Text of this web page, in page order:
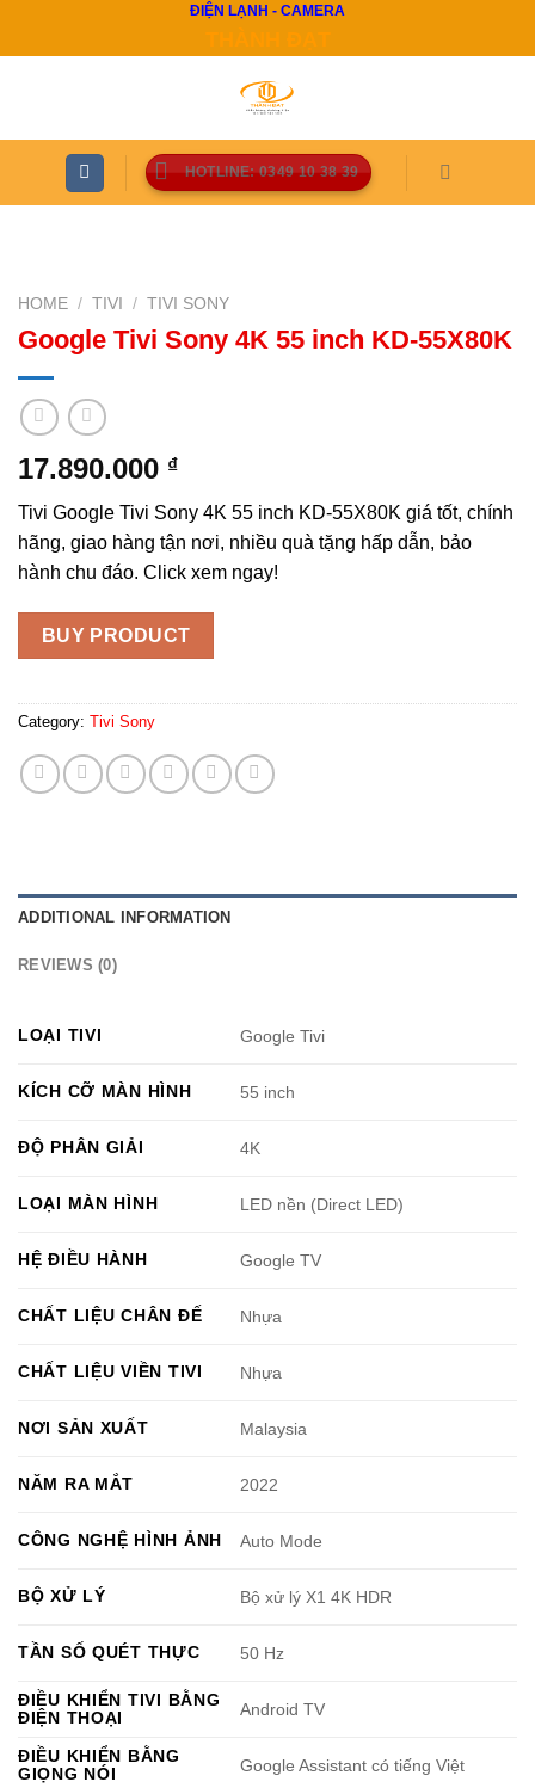
ĐIỆN LẠNH - CAMERA
HOTLINE: 0349 10 38 39
HOME / TIVI / TIVI SONY
Google Tivi Sony 4K 55 inch KD-55X80K
17.890.000 ₫
Tivi Google Tivi Sony 4K 55 inch KD-55X80K giá tốt, chính
hãng, giao hàng tận nơi, nhiều quà tặng hấp dẫn, bảo
hành chu đáo. Click xem ngay!
BUY PRODUCT
Category: Tivi Sony
ADDITIONAL INFORMATION
REVIEWS (0)
LOẠI TIVI Google Tivi
KÍCH CỠ MÀN HÌNH 55 inch
ĐỘ PHÂN GIẢI 4K
LOẠI MÀN HÌNH LED nền (Direct LED)
HỆ ĐIỀU HÀNH Google TV
CHẤT LIỆU CHÂN ĐẾ Nhựa
CHẤT LIỆU VIỀN TIVI Nhựa
NƠI SẢN XUẤT Malaysia
NĂM RA MẮT 2022
CÔNG NGHỆ HÌNH ẢNH Auto Mode
BỘ XỬ LÝ Bộ xử lý X1 4K HDR
TẦN SỐ QUÉT THỰC 50 Hz
ĐIỀU KHIỂN TIVI BẰNG
ĐIỆN THOẠI
Android TV
ĐIỀU KHIỂN BẰNG
GIỌNG NÓI
Google Assistant có tiếng Việt